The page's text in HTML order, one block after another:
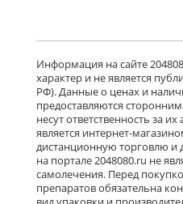
Информация на сайте
характер и не является
РФ). Данные о ценах и
предоставляются
несут ответственность за
является интернет-
дистанционную торговлю и
на портале 2048080.ru не
самолечения. Перед
препаратов обязательна